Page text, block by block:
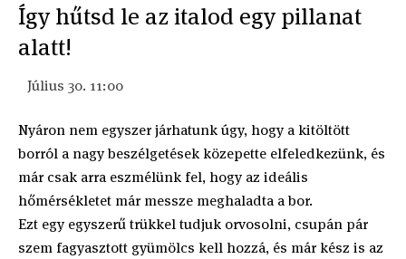
Így hűtsd le az italod egy pillanat
alatt!
Július 30. 11:00
Nyáron nem egyszer járhatunk úgy, hogy a kitöltött
borról a nagy beszélgetések közepette elfeledkezünk, és
már csak arra eszmélünk fel, hogy az ideális
hőmérsékletet már messze meghaladta a bor.
Ezt egy egyszerű trükkel tudjuk orvosolni, csupán pár
szem fagyasztott gyümölcs kell hozzá, és már kész is az